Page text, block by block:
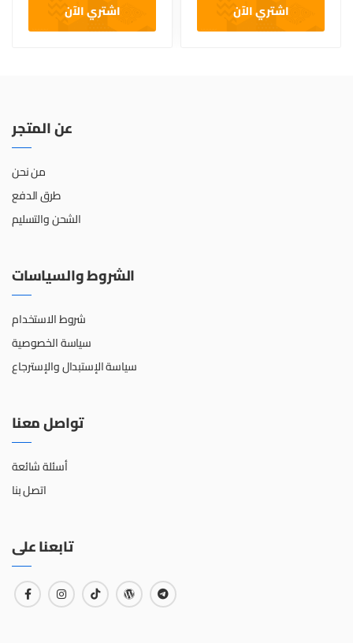
اشتري الآن
اشتري الآن
عن المتجر
من نحن
طرق الدفع
الشحن والتسليم
الشروط والسياسات
شروط الاستخدام
سياسة الخصوصية
سياسة الإستبدال والإسترجاع
تواصل معنا
أسئلة شائعة
اتصل بنا
تابعنا على